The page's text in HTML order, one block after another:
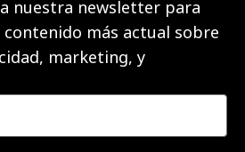
nuestra newsletter para
más actual sobre
marketing, y